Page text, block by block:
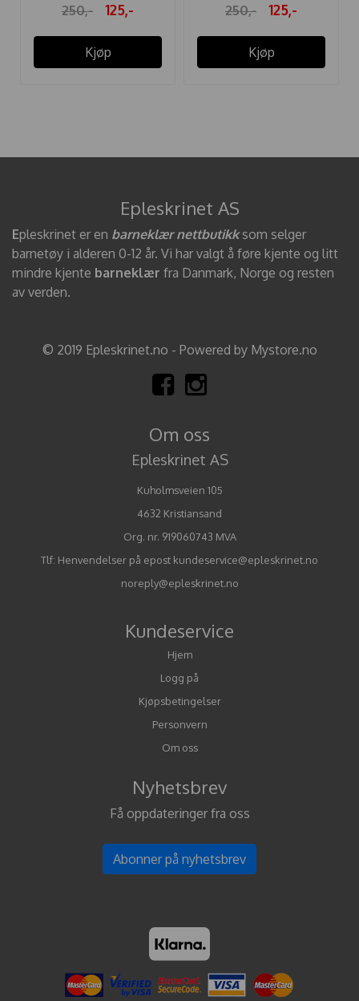
250,- 125,-
Kjøp
250,- 125,-
Kjøp
Epleskrinet AS
Epleskrinet er en barneklær nettbutikksom selger
barnetøy i alderen 0-12 år. Vi har valgt å føre kjente og litt
mindre kjente barneklær fra Danmark, Norge og resten
av verden.
© 2019 Epleskrinet.no - Powered by Mystore.no
Om oss
Epleskrinet AS
Kuholmsveien 105
4632 Kristiansand
Org. nr. 919060743 MVA
Tlf: Henvendelser på epost kundeservice@epleskrinet.no
noreply@epleskrinet.no
Kundeservice
Hjem
Logg på
Kjøpsbetingelser
Personvern
Om oss
Nyhetsbrev
Få oppdateringer fra oss
Abonner på nyhetsbrev